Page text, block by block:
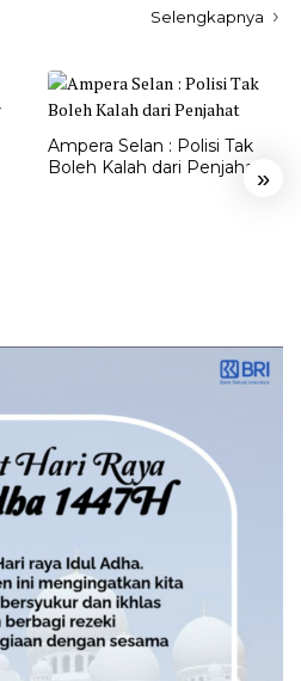
Selengkapnya
»
Ampera Selan : Polisi Tak
Boleh Kalah dari Penjahat